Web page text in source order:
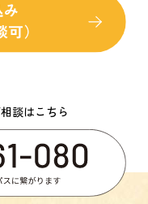
談はこちら